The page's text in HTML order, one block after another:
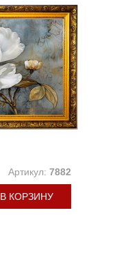
Артикул: 7882
В КОРЗИНУ